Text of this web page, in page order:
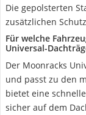
Die gepolsterten
zusätzlichen
Für welche
Universal-
Der Moonracks
und passt zu den
bietet eine
sicher auf dem